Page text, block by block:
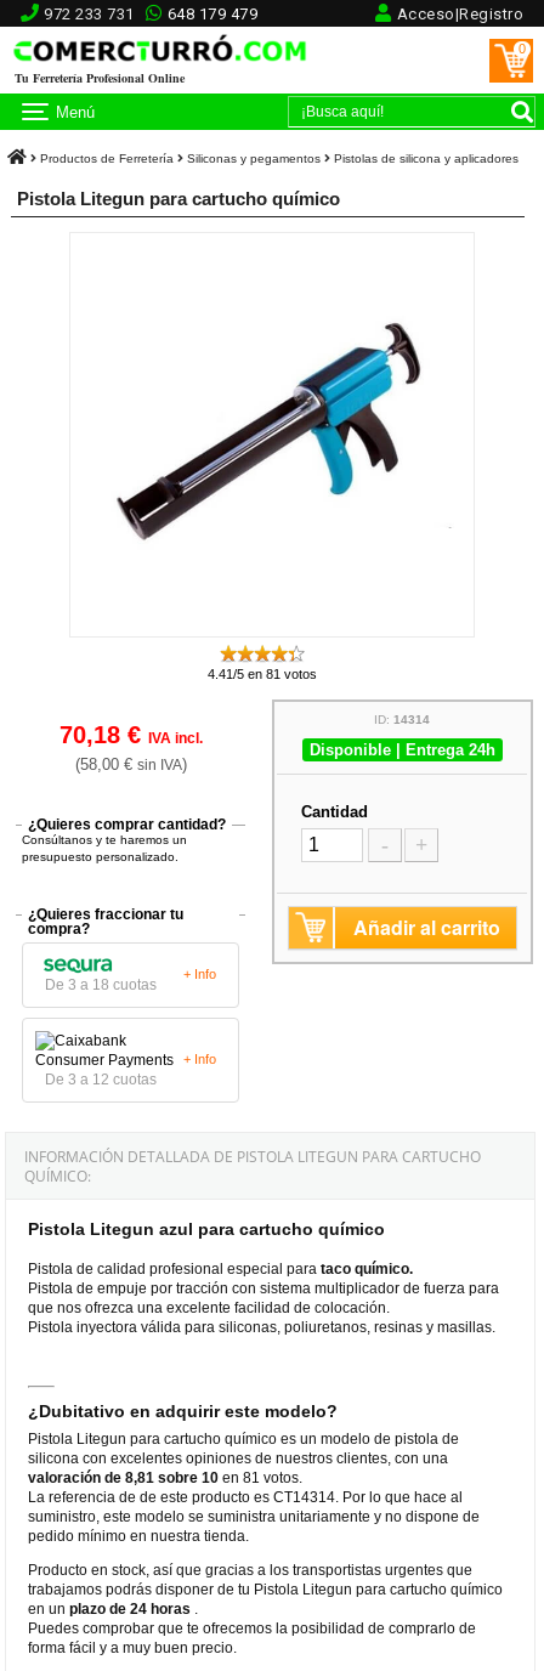
972 233 731 648 179 479 Acceso|Registro
Tu Ferretería Profesional Online
0
Menú
Productos de Ferretería Siliconas y pegamentos Pistolas de silicona y aplicadores
Pistola Litegun para cartucho químico
4.41/5 en 81 votos
70,18 € IVA incl.
(58,00 € sin IVA)
¿Quieres comprar cantidad?
Consúltanos y te haremos un
presupuesto personalizado.
¿Quieres fraccionar tu
compra?
De 3 a 18 cuotas
+ Info
De 3 a 12 cuotas
+ Info
ID:14314
Disponible | Entrega 24h
Cantidad
- +
Añadir al carrito
INFORMACIÓN DETALLADA DE PISTOLA LITEGUN PARA CARTUCHO
QUÍMICO:
Pistola Litegun azul para cartucho químico
Pistola de calidad profesional especial parataco químico.
Pistola de empuje por tracción con sistema multiplicador de fuerza para
que nos ofrezca una excelente facilidad de colocación.
Pistola inyectora válida para siliconas, poliuretanos, resinas y masillas.
¿Dubitativo en adquirir este modelo?
Pistola Litegun para cartucho químico es un modelo de pistola de
silicona con excelentes opiniones de nuestros clientes, con una
valoración de 8,81 sobre 10 en 81 votos.
La referencia de de este producto es CT14314. Por lo que hace al
suministro, este modelo se suministra unitariamente y no dispone de
pedido mínimo en nuestra tienda.
Producto en stock, así que gracias a los transportistas urgentes que
trabajamos podrás disponer de tu Pistola Litegun para cartucho químico
en unplazo de 24 horas
Puedes comprobar que te ofrecemos la posibilidad de comprarlo de
forma fácil y a muy buen precio.